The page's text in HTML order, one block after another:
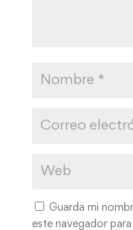
Guarda mi
este navegador